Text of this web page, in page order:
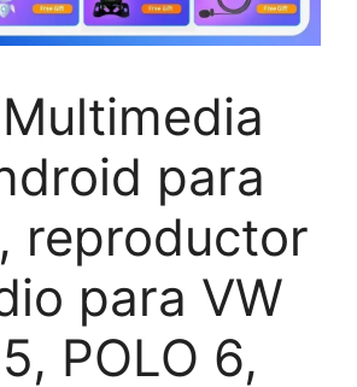
para
reproductor
para VW
POLO 6,